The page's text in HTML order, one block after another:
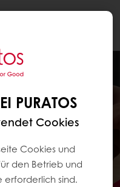
PURATOS
Cookies
Cookies und
den Betrieb und
erforderlich sind.